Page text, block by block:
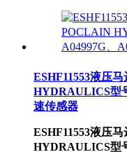
ESHF11553液压
HYDRAULICS型
速传感器
ESHF11553液压
HYDRAULICS型